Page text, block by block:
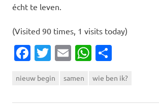
écht te leven.
(Visited 90 times, 1 visits today)
Facebook
Twitter
EmailWhatsApp
nieuw begin samen wie ben ik?